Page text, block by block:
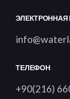
ЭЛЕКТРОННАЯ
ТЕЛЕФОН
+90(216)